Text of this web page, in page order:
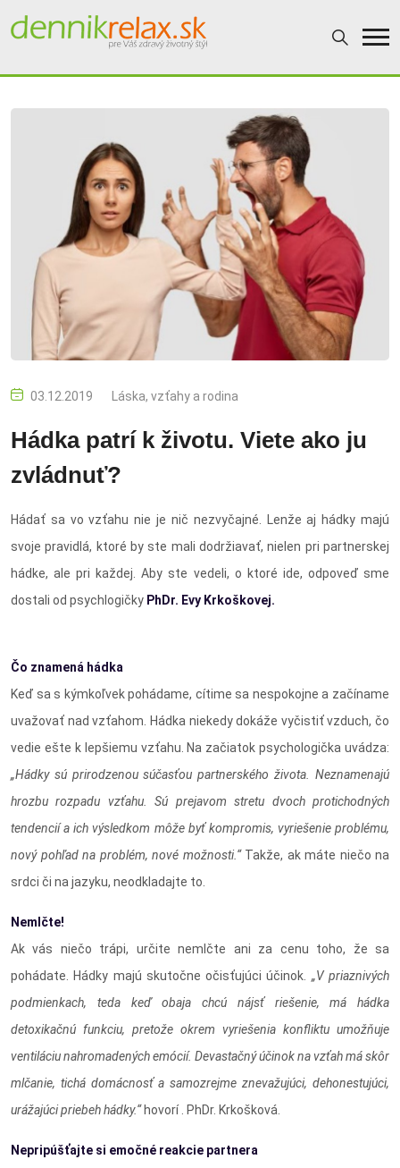
03.12.2019 Láska, vzťahy a rodina
Hádka patrí k životu. Viete ako ju
zvládnuť?
Hádať sa vo vzťahu nie je nič nezvyčajné. Lenže aj hádky majú
svoje pravidlá, ktoré by ste mali dodržiavať, nielen pri partnerskej
hádke, ale pri každej. Aby ste vedeli, o ktoré ide, odpoveď sme
dostali od psychlogičky PhDr. Evy Krkoškovej.
Čo znamená hádka
Keď sa s kýmkoľvek pohádame, cítime sa nespokojne a začíname
uvažovať nad vzťahom. Hádka niekedy dokáže vyčistiť vzduch, čo
vedie ešte k lepšiemu vzťahu. Na začiatok psychologička uvádza:
„Hádky sú prirodzenou súčasťou partnerského života. Neznamenajú
hrozbu rozpadu vzťahu. Sú prejavom stretu dvoch protichodných
tendencií a ich výsledkom môže byť kompromis, vyriešenie problému,
nový pohľad na problém, nové možnosti.“Takže, ak máte niečo na
srdci či na jazyku, neodkladajte to.
Nemlčte!
Ak vás niečo trápi, určite nemlčte ani za cenu toho, že sa
pohádate. Hádky majú skutočne očisťujúci účinok. „V priaznivých
podmienkach, teda keď obaja chcú nájsť riešenie, má hádka
detoxikačnú funkciu, pretože okrem vyriešenia konfliktu umožňuje
ventiláciu nahromadených emócií. Devastačný účinok na vzťah má skôr
mlčanie, tichá domácnosť a samozrejme znevažujúci, dehonestujúci,
urážajúci priebeh hádky.“hovorí . PhDr. Krkošková.
Nepripúšťajte si emočné reakcie partnera